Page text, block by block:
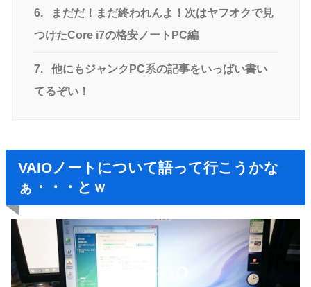
6.
まだだ！まだ終われんよ！次はヤフオクで見
つけたCore i7の格安ノートPC編
7.
他にもジャンクPC系の記事をいっぱい書い
てるぞい！
VAIOノートについて語って行こうかな
ぁ・・・とｗ